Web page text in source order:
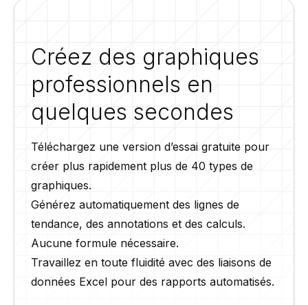
Créez des graphiques
professionnels en
quelques secondes
Téléchargez une version d’essai gratuite pour
créer plus rapidement plus de 40 types de
graphiques.
Générez automatiquement des lignes de
tendance, des annotations et des calculs.
Aucune formule nécessaire.
Travaillez en toute fluidité avec des liaisons de
données Excel pour des rapports automatisés.